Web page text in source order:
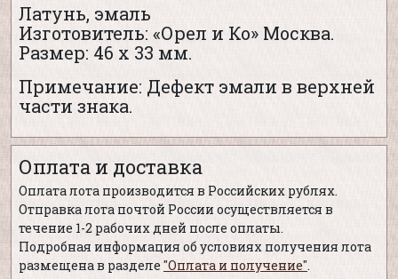
Латунь, эмаль
Изготовитель: «Орел и Ко» Москва.
Размер: 46 х 33 мм.
Примечание: Дефект эмали в верхней
части знака.
Оплата и доставка
Оплата лота производится в Российских рублях.
Отправка лота почтой России осуществляется в
течение 1-2 рабочих дней после оплаты.
Подробная информация об условиях получения лота
размещена в разделе "Оплата и получение".